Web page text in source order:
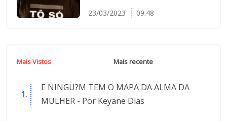
23/03/2023 09:48
Mais Vistos Mais recente
E NINGU?M TEM O MAPA DA ALMA DA
MULHER - Por Keyane Dias